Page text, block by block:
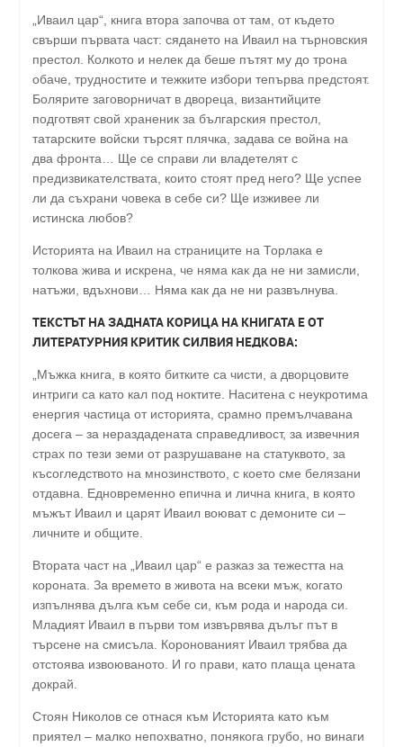
„Иваил цар“, книга втора започва от там, от където
свърши първата част: сядането на Иваил на търновския
престол. Колкото и нелек да беше пътят му до трона
обаче, трудностите и тежките избори тепърва предстоят.
Болярите заговорничат в двореца, византийците
подготвят свой храненик за българския престол,
татарските войски търсят плячка, задава се война на
два фронта… Ще се справи ли владетелят с
предизвикателствата, които стоят пред него? Ще успее
ли да съхрани човека в себе си? Ще изживее ли
истинска любов?
Историята на Иваил на страниците на Торлака е
толкова жива и искрена, че няма как да не ни замисли,
натъжи, вдъхнови… Няма как да не ни развълнува.
ТЕКСТЪТ НА ЗАДНАТА КОРИЦА НА КНИГАТА Е ОТ
ЛИТЕРАТУРНИЯ КРИТИК СИЛВИЯ НЕДКОВА:
„Мъжка книга, в която битките са чисти, а дворцовите
интриги са като кал под ноктите. Наситена с неукротима
енергия частица от историята, срамно премълчавана
досега – за нераздадената справедливост, за извечния
страх по тези земи от разрушаване на статуквото, за
късогледството на мнозинството, с което сме белязани
отдавна. Едновременно епична и лична книга, в която
мъжът Иваил и царят Иваил воюват с демоните си –
личните и общите.
Втората част на „Иваил цар“ е разказ за тежестта на
короната. За времето в живота на всеки мъж, когато
изпълнява дълга към себе си, към рода и народа си.
Младият Иваил в първи том извървява дълъг път в
търсене на смисъла. Коронованият Иваил трябва да
отстоява извоюваното. И го прави, като плаща цената
докрай.
Стоян Николов се отнася към Историята като към
приятел – малко непохватно, понякога грубо, но винаги